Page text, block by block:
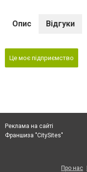
Опис Відгуки
Це моє підприємство
Реклама на сайті
Франшиза "CitySites"
Про нас